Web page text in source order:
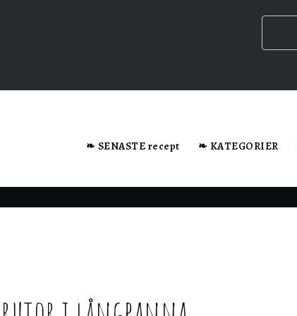
❧ SENASTE recept ❧ KATEGORIER
när du besöker webbplatsen.
ska